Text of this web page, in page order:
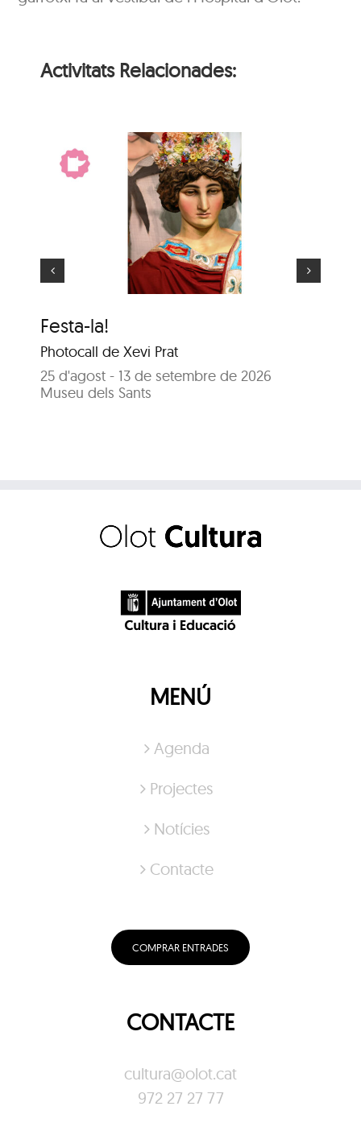
Activitats Relacionades:
Festa-la!
Photocall de Xevi Prat
25 d'agost - 13 de setembre de 2026
Museu dels Sants
El gegant més gran
MENÚ
Agenda
Projectes
Notícies
Contacte
COMPRAR ENTRADES
CONTACTE
cultura@olot.cat
972 27 27 77